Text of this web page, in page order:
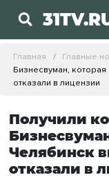
Главная Главные
Бизнесвуман,
отказали в лицензии
Получили
Челябинск
отказали в